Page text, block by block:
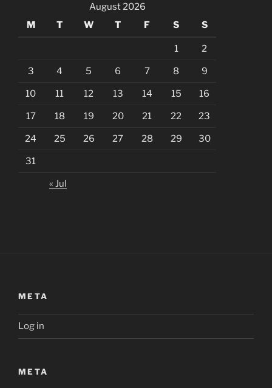
August 2026
M
T W T F S S
1 2
3 4 5 6 7 8 9
10 11 12 13 14 15 16
17 18 19 20 21 22 23
24 25 26 27 28 29 30
31
« Jul
META
Log in
META